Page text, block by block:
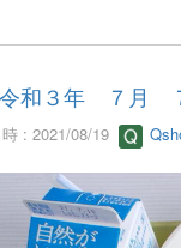
和３年 ７月
: 2021/08/19